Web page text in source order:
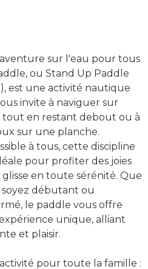
sur l'eau pour tous
ou Stand Up Paddle
est une activité nautique
invite à naviguer sur
tout en restant debout ou à
sur une planche.
à tous, cette discipline
pour profiter des joies
glisse en toute sérénité. Que
soyez débutant ou
le paddle vous offre
unique, alliant
et plaisir.
pour toute la famille :